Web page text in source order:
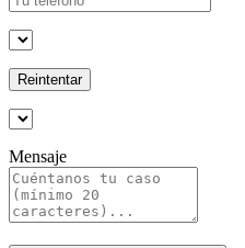
Reintentar
Mensaje